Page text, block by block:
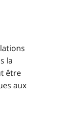
la
être
aux